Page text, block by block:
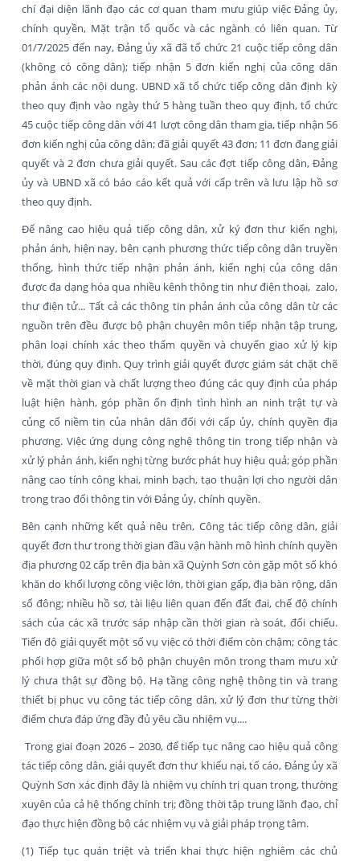
chí đại diện lãnh đạo các cơ quan tham mưu giúp việc Đảng ủy,
chính quyền, Mặt trận tổ quốc và các ngành có liên quan. Từ
01/7/2025 đến nay, Đảng ủy xã đã tổ chức 21 cuộc tiếp công dân
(không có công dân); tiếp nhận 5 đơn kiến nghị của công dân
phản ánh các nội dung. UBND xã tổ chức tiếp công dân định kỳ
theo quy định vào ngày thứ 5 hàng tuần theo quy định, tổ chức
45 cuộc tiếp công dân với 41 lượt công dân tham gia, tiếp nhận 56
đơn kiến nghị của công dân; đã giải quyết 43 đơn; 11 đơn đang giải
quyết và 2 đơn chưa giải quyết. Sau các đợt tiếp công dân, Đảng
ủy và UBND xã có báo cáo kết quả với cấp trên và lưu lập hồ sơ
theo quy định.
Để nâng cao hiệu quả tiếp công dân, xử ký đơn thư kiến nghị,
phản ánh, hiện nay, bên cạnh phương thức tiếp công dân truyền
thống, hình thức tiếp nhận phản ánh, kiến nghị của công dân
được đa dạng hóa qua nhiều kênh thông tin như điện thoại, zalo,
thư điện tử... Tất cả các thông tin phản ánh của công dân từ các
nguồn trên đều được bộ phận chuyên môn tiếp nhận tập trung,
phân loại chính xác theo thẩm quyền và chuyển giao xử lý kịp
thời, đúng quy định. Quy trình giải quyết được giám sát chặt chẽ
về mặt thời gian và chất lượng theo đúng các quy định của pháp
luật hiện hành, góp phần ổn định tình hình an ninh trật tự và
củng cố niềm tin của nhân dân đối với cấp ủy, chính quyền địa
phương. Việc ứng dụng công nghệ thông tin trong tiếp nhận và
xử lý phản ánh, kiến nghị từng bước phát huy hiệu quả; góp phần
nâng cao tính công khai, minh bạch, tạo thuận lợi cho người dân
trong trao đổi thông tin với Đảng ủy, chính quyền.
Bên cạnh những kết quả nêu trên, Công tác tiếp công dân, giải
quyết đơn thư trong thời gian đầu vận hành mô hình chính quyền
địa phương 02 cấp trên địa bàn xã Quỳnh Sơn còn gặp một số khó
khăn do khối lượng công việc lớn, thời gian gấp, địa bàn rộng, dân
số đông; nhiều hồ sơ, tài liệu liên quan đến đất đai, chế độ chính
sách của các xã trước sáp nhập cần thời gian rà soát, đối chiếu.
Tiến độ giải quyết một số vụ việc có thời điểm còn chậm; công tác
phối hợp giữa một số bộ phận chuyên môn trong tham mưu xử
lý chưa thật sự đồng bộ. Hạ tầng công nghệ thông tin và trang
thiết bị phục vụ công tác tiếp công dân, xử lý đơn thư từng thời
điểm chưa đáp ứng đầy đủ yêu cầu nhiệm vụ....
Trong giai đoạn 2026 – 2030, để tiếp tục nâng cao hiệu quả công
tác tiếp công dân, giải quyết đơn thư khiếu nại, tố cáo, Đảng ủy xã
Quỳnh Sơn xác định đây là nhiệm vụ chính trị quan trọng, thường
xuyên của cả hệ thống chính trị; đồng thời tập trung lãnh đạo, chỉ
đạo thực hiện đồng bộ các nhiệm vụ và giải pháp trọng tâm.
(1) Tiếp tục quán triệt và triển khai thực hiện nghiêm các chủ